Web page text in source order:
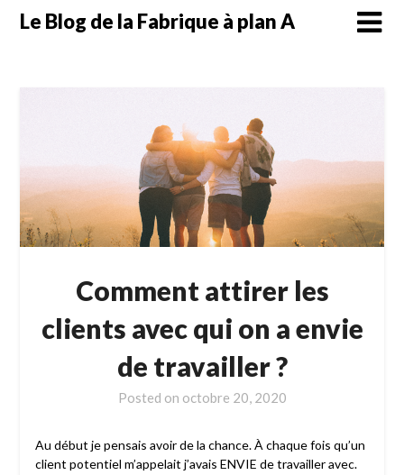
SkipLe Blog de la Fabrique à plan A
Comment attirer les
clients avec qui on a envie
de travailler ?
Posted on octobre 20, 2020
Au début je pensais avoir de la chance. À chaque fois qu’un
client potentiel m’appelait j’avais ENVIE de travailler avec.